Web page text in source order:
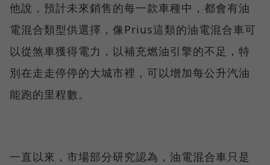
他說，預計未來銷售的每一款車種中，都會有油
電混合類型供選擇，像Prius這類的油電混合車可
以從煞車獲得電力，以補充燃油引擎的不足，特
別在走走停停的大城市裡，可以增加每公升汽油
能跑的里程數。
一直以來，市場部分研究認為，油電混合車只是